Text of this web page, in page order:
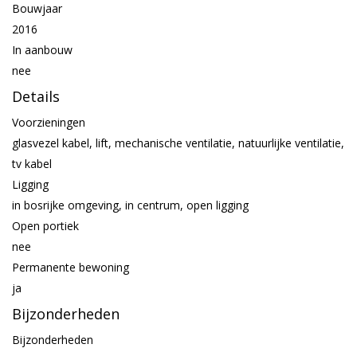
Bouwjaar
2016
In aanbouw
nee
Details
Voorzieningen
glasvezel kabel, lift, mechanische ventilatie, natuurlijke ventilatie,
tv kabel
Ligging
in bosrijke omgeving, in centrum, open ligging
Open portiek
nee
Permanente bewoning
ja
Bijzonderheden
Bijzonderheden